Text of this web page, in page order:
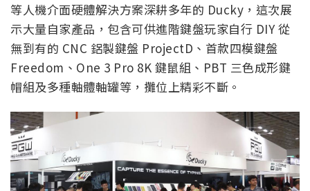
等人機介面硬體解決方案深耕多年的 Ducky，這次展
示大量自家產品，包含可供進階鍵盤玩家自行 DIY 從
無到有的 CNC 鋁製鍵盤 ProjectD、首款四模鍵盤
Freedom、One 3 Pro 8K 鍵鼠組、PBT 三色成形鍵
帽組及多種軸體軸罐等，攤位上精彩不斷。